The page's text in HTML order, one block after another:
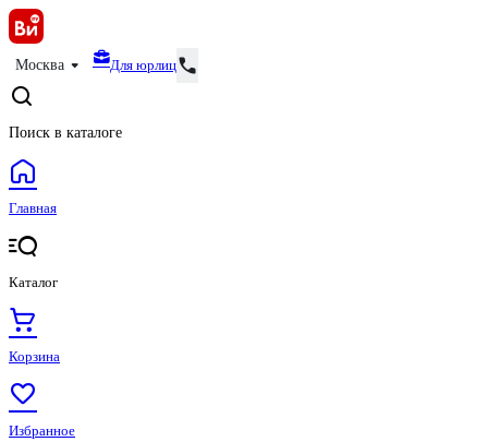
Москва Для юрлиц
Поиск в каталоге
Главная
Каталог
Корзина
Избранное